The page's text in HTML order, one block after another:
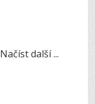
Načíst další ...